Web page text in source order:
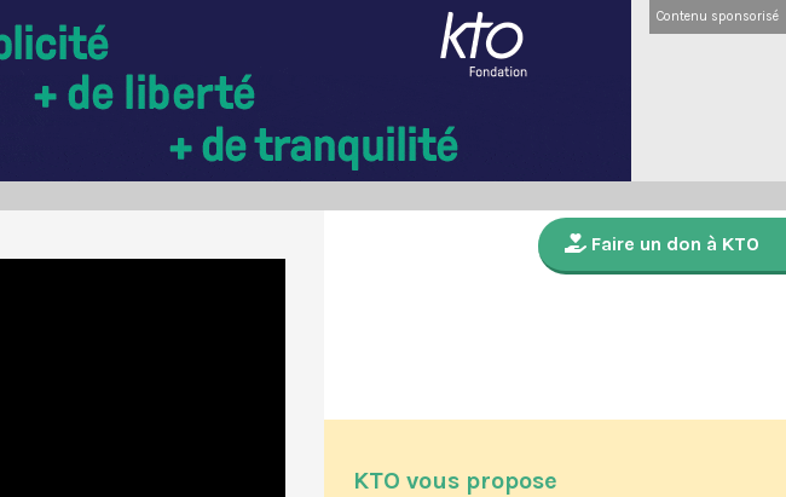
Contenu sponsorisé
Faire un don à KTO
KTO vous propose